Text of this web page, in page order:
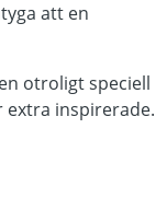
att en
otroligt speciell
extra inspirerade.